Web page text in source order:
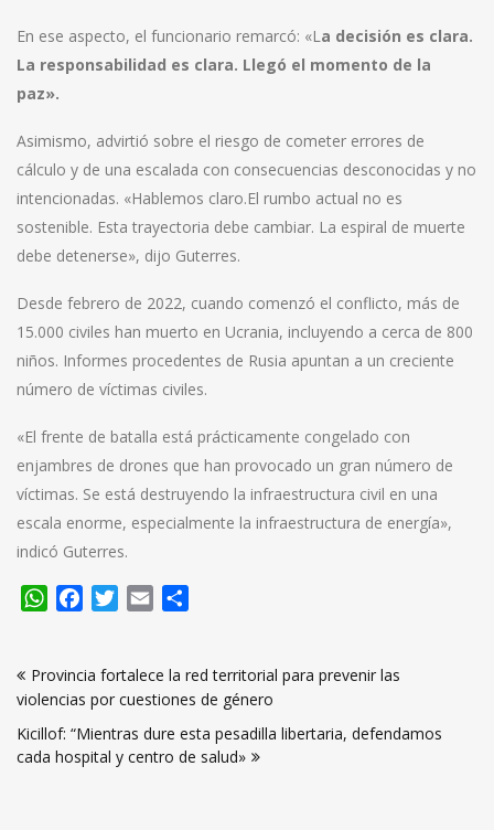
En ese aspecto, el funcionario remarcó: «L a decisión es clara.
La responsabilidad es clara. Llegó el momento de la
paz».
Asimismo, advirtió sobre el riesgo de cometer errores de
cálculo y de una escalada con consecuencias desconocidas y no
intencionadas. «Hablemos claro.El rumbo actual no es
sostenible. Esta trayectoria debe cambiar. La espiral de muerte
debe detenerse», dijo Guterres.
Desde febrero de 2022, cuando comenzó el conflicto, más de
15.000 civiles han muerto en Ucrania, incluyendo a cerca de 800
niños. Informes procedentes de Rusia apuntan a un creciente
número de víctimas civiles.
«El frente de batalla está prácticamente congelado con
enjambres de drones que han provocado un gran número de
víctimas. Se está destruyendo la infraestructura civil en una
escala enorme, especialmente la infraestructura de energía»,
indicó Guterres.
WhatsApp
FacebookTwitter
Email
de
entradas
Provincia fortalece la red territorial para prevenir las
violencias por cuestiones de género
Kicillof: “Mientras dure esta pesadilla libertaria, defendamos
cada hospital y centro de salud»